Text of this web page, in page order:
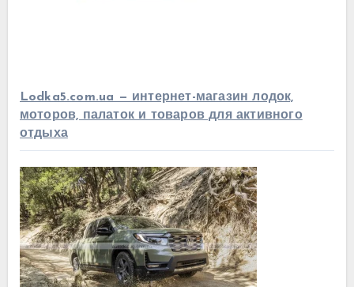
Lodka5.com.ua — интернет-магазин лодок,
моторов, палаток и товаров для активного
отдыха